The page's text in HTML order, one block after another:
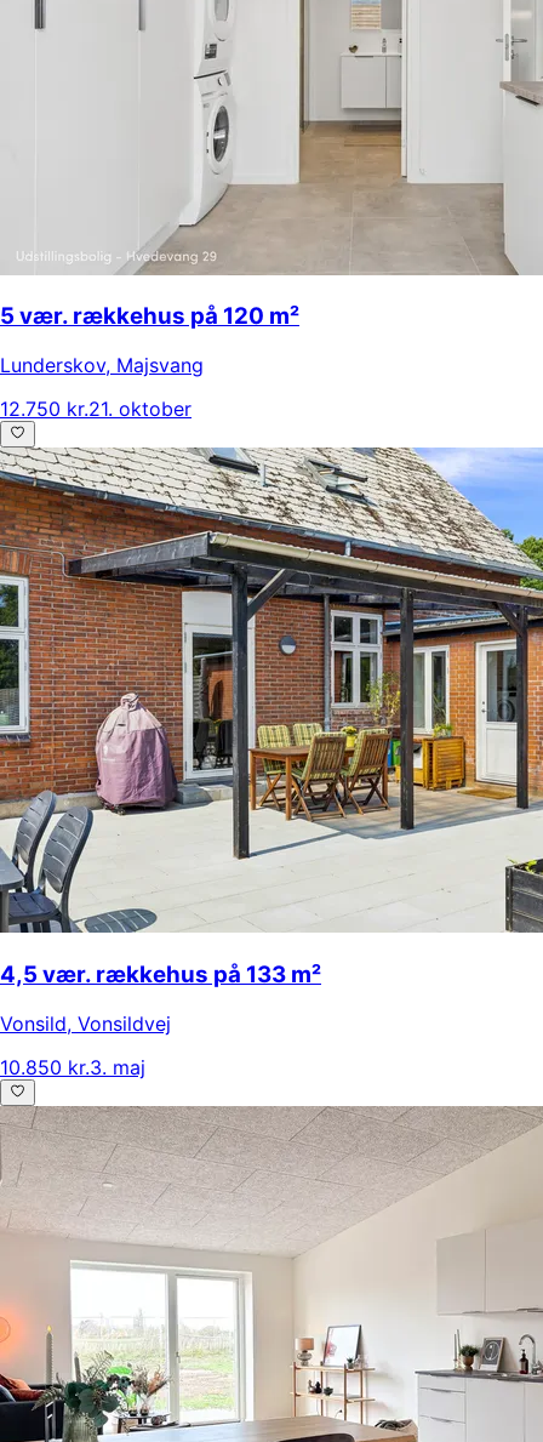
5 vær. rækkehus på 120 m²
Lunderskov, Majsvang
12.750 kr.21. oktober
4,5 vær. rækkehus på 133 m²
Vonsild, Vonsildvej
10.850 kr.3. maj